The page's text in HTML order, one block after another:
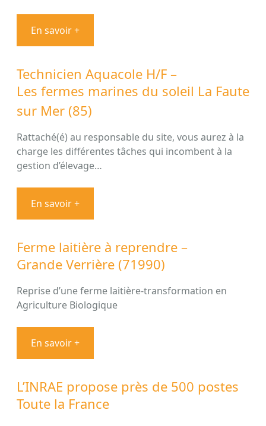
En savoir +
Technicien Aquacole H/F –
Les fermes marines du soleil La Faute
sur Mer (85)
Rattaché(é) au responsable du site, vous aurez à la
charge les différentes tâches qui incombent à la
gestion d’élevage…
En savoir +
Ferme laitière à reprendre –
Grande Verrière (71990)
Reprise d’une ferme laitière-transformation en
Agriculture Biologique
En savoir +
L’INRAE propose près de 500 postes
Toute la France